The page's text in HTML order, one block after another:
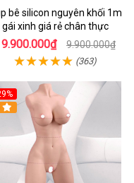
bê silicon nguyên khối 1m
gái xinh giá rẻ chân thực
9.900.000₫ 9.900.000₫
(363)